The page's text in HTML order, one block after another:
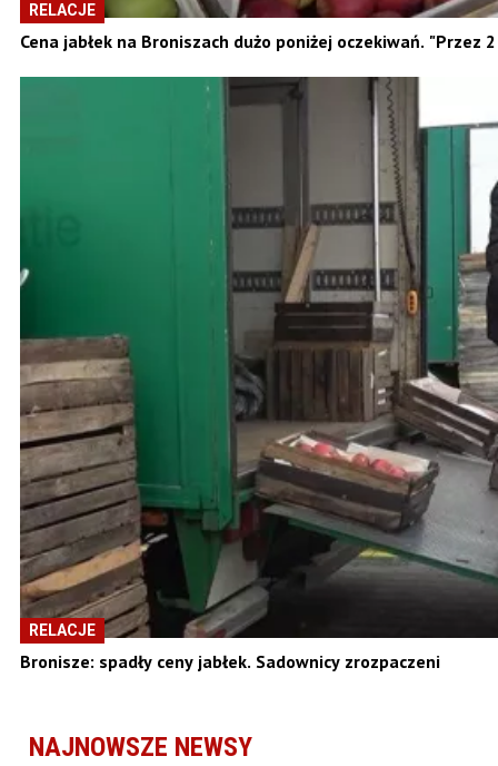
RELACJE
Cena jabłek na Broniszach dużo poniżej oczekiwań. "Przez
RELACJE
Bronisze: spadły ceny jabłek. Sadownicy zrozpaczeni
NAJNOWSZE NEWSY